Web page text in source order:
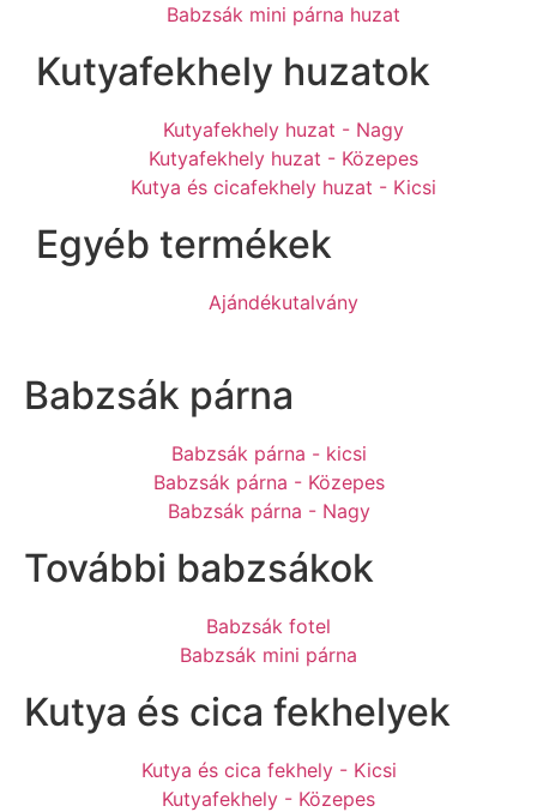
Babzsák mini párna huzat
Kutyafekhely huzatok
Kutyafekhely huzat - Nagy
Kutyafekhely huzat - Közepes
Kutya és cicafekhely huzat - Kicsi
Egyéb termékek
Ajándékutalvány
Babzsák párna
Babzsák párna - kicsi
Babzsák párna - Közepes
Babzsák párna - Nagy
További babzsákok
Babzsák fotel
Babzsák mini párna
Kutya és cica fekhelyek
Kutya és cica fekhely - Kicsi
Kutyafekhely - Közepes